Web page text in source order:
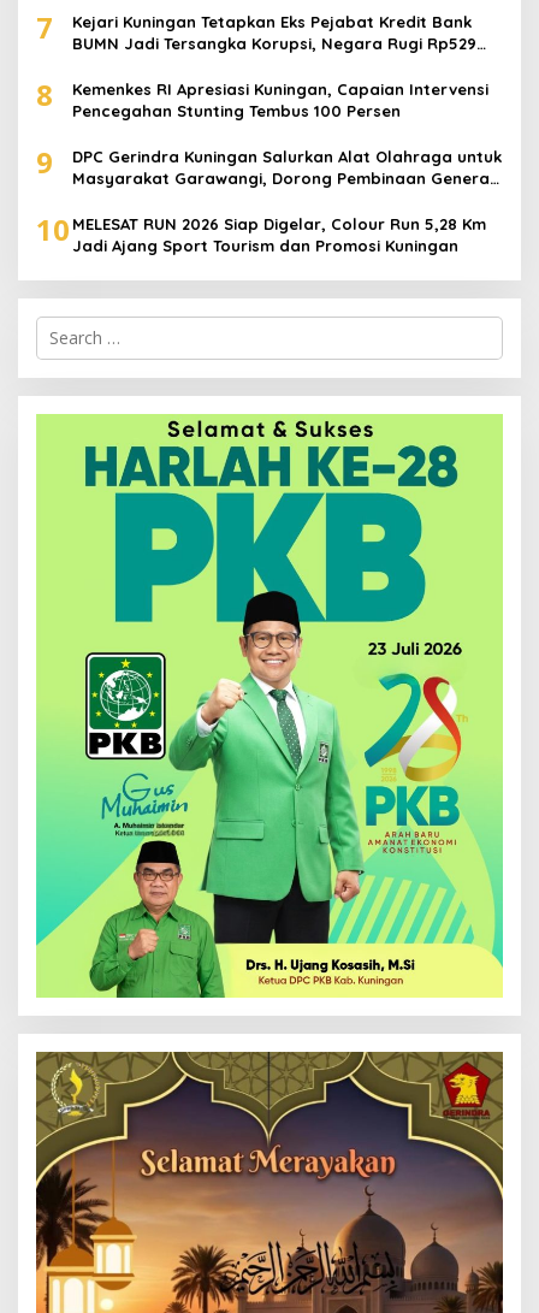
7
Kejari Kuningan Tetapkan Eks Pejabat Kredit Bank
BUMN Jadi Tersangka Korupsi, Negara Rugi Rp529
8
Kemenkes RI Apresiasi Kuningan, Capaian Intervensi
Pencegahan Stunting Tembus 100 Persen
9
DPC Gerindra Kuningan Salurkan Alat Olahraga untuk
Masyarakat Garawangi, Dorong Pembinaan Generasi
10 MELESAT RUN 2026 Siap Digelar, Colour Run 5,28 Km
Jadi Ajang Sport Tourism dan Promosi Kuningan
Search
for: